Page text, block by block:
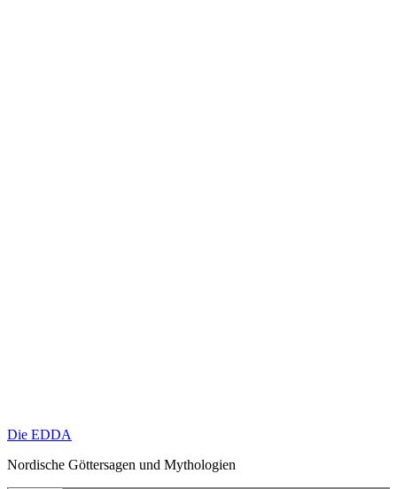
Die EDDA
Nordische Göttersagen und Mythologien